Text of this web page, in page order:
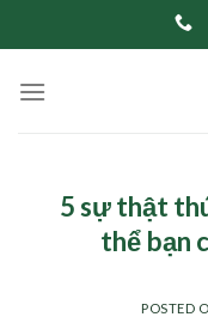
to
5 sự thật
thể bạn
POSTED